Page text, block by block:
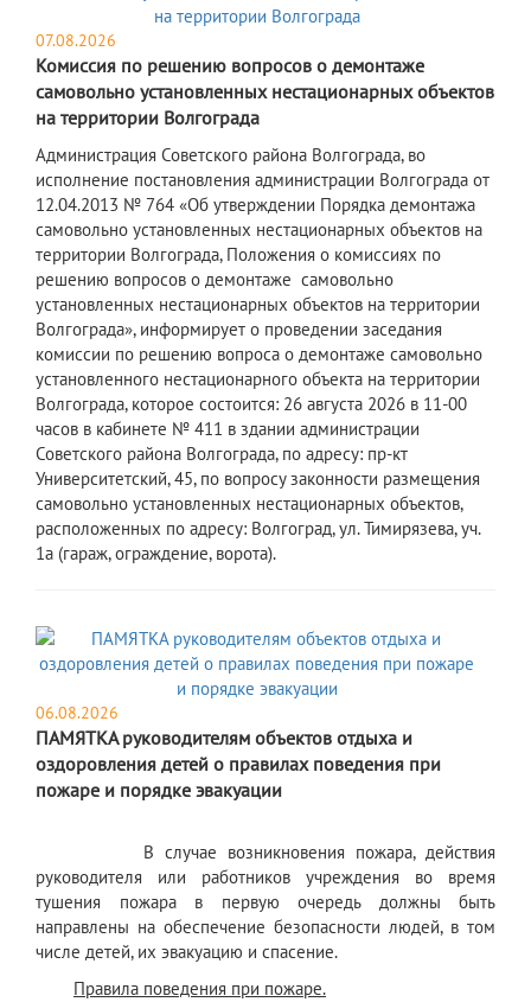
07.08.2026
Комиссия по решению вопросов о демонтаже
самовольно установленных нестационарных объектов
на территории Волгограда
​Администрация Советского района Волгограда, во
исполнение постановления администрации Волгограда от
12.04.2013 № 764 «Об утверждении Порядка демонтажа
самовольно установленных нестационарных объектов на
территории Волгограда, Положения о комиссиях по
решению вопросов о демонтаже самовольно
установленных нестационарных объектов на территории
Волгограда», информирует о проведении заседания
комиссии по решению вопроса о демонтаже самовольно
установленного нестационарного объекта на территории
Волгограда, которое состоится: 26 августа 2026 в 11-00
часов в кабинете № 411 в здании администрации
Советского района Волгограда, по адресу: пр-кт
Университетский, 45, по вопросу законности размещения
самовольно установленных нестационарных объектов,
расположенных по адресу: Волгоград, ул. Тимирязева, уч.
1а (гараж, ограждение, ворота).
06.08.2026
ПАМЯТКА руководителям объектов отдыха и
оздоровления детей о правилах поведения при
пожаре и порядке эвакуации
В случае возникновения пожара, действия
руководителя или работников учреждения во время
тушения пожара в первую очередь должны быть
направлены на обеспечение безопасности людей, в том
числе детей, их эвакуацию и спасение.
Правила поведения при пожаре.